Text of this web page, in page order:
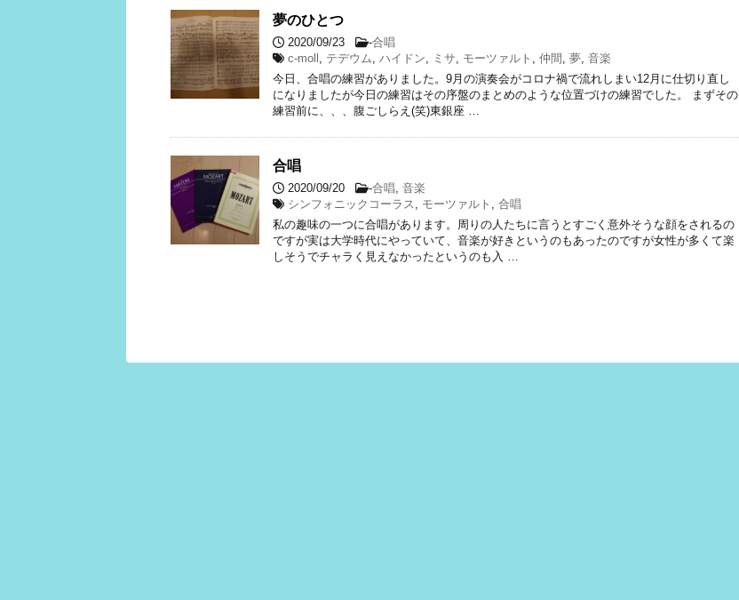
夢のひとつ
2020/09/23 -合唱
c-moll , テデウム, ハイドン, ミサ, モーツァルト , 仲間 , 夢, 音楽
今日、合唱の練習がありました。9月の演奏会がコロナ禍で流れしまい12月に仕切り直し
になりましたが今日の練習はその序盤のまとめのような位置づけの練習でした。 まずその
練習前に、、、腹ごしらえ(笑)東銀座 …
合唱
2020/09/20 -合唱, 音楽
シンフォニックコーラス , モーツァルト , 合唱
私の趣味の一つに合唱があります。周りの人たちに言うとすごく意外そうな顔をされるの
ですが実は大学時代にやっていて、音楽が好きというのもあったのですが女性が多くて楽
しそうでチャラく見えなかったというのも入 …